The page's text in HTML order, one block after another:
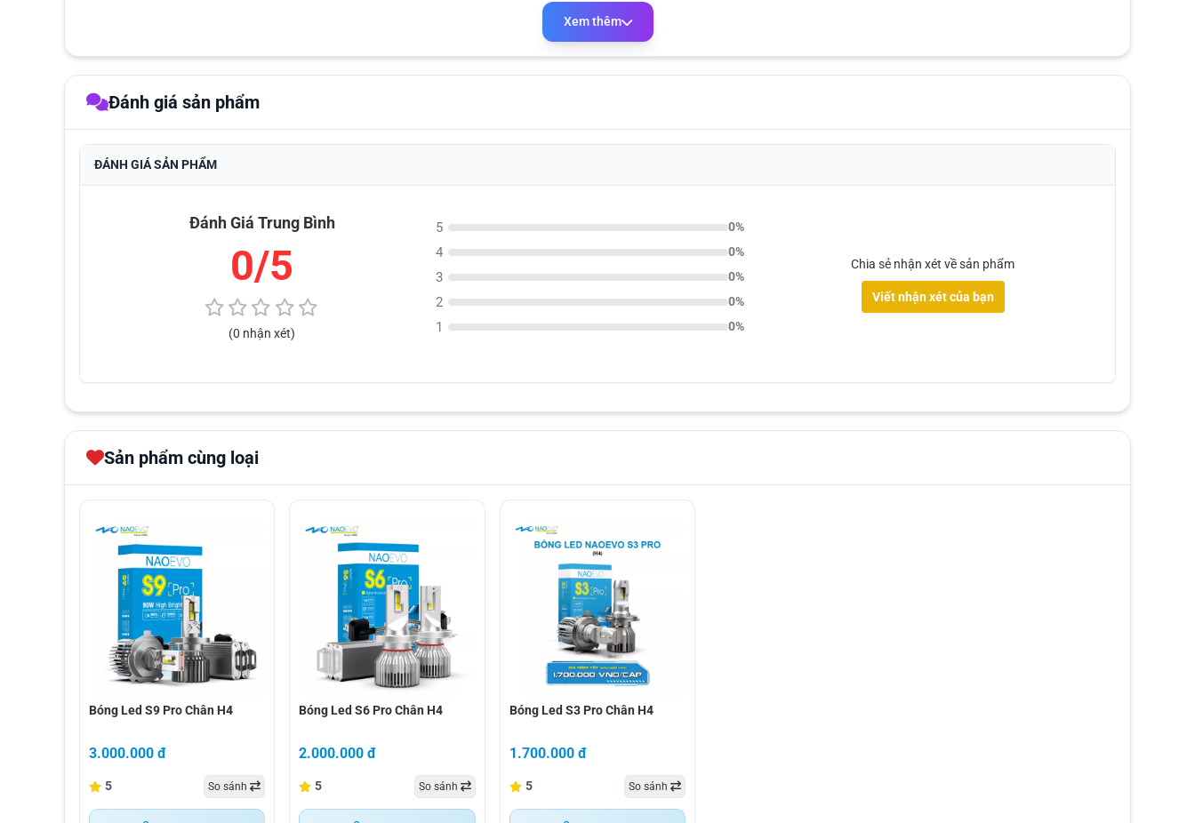
Hình ảnh ánh sáng thực tế Cos/Pha của Naoevo S8 Pro
2. ĐẶC ĐIỂM NỔI BẬT CỦA NAOEVO S8 PRO
Xem thêm
Đánh giá sản phẩm
ĐÁNH GIÁ SẢN PHẨM
Đánh Giá Trung Bình
0/5
(0 nhận xét)
5 0%
4 0%
3 0%
2 0%
1 0%
Chia sẻ nhận xét về sản phẩm
Viết nhận xét của bạn
Sản phẩm cùng loại
bóng led s9 pro chân h4
Bóng Led S9 Pro Chân H4
3.000.000 đ
5 So sánh
bóng led s6 pro chân h4
Bóng Led S6 Pro Chân H4
2.000.000 đ
5 So sánh
bóng led s3 pro chân h4
Bóng Led S3 Pro Chân H4
1.700.000 đ
5 So sánh